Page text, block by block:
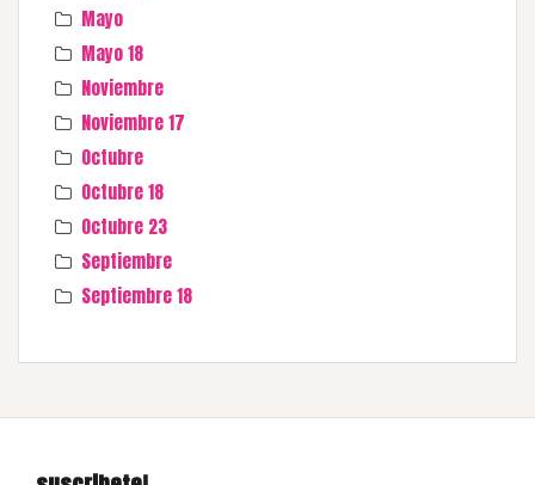
Mayo
Mayo 18
Noviembre
Noviembre 17
Octubre
Octubre 18
Octubre 23
Septiembre
Septiembre 18